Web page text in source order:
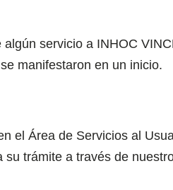
servicio a INHOC
manifestaron en un inicio.
el Área de Servicios al
trámite a través de